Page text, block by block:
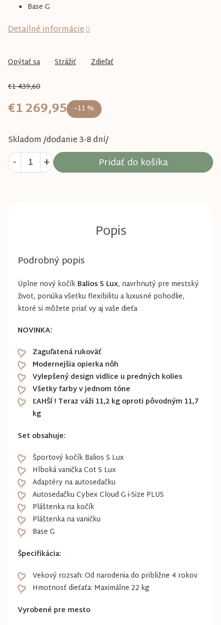
€1 439,60
–11 %
€1 269,95
Skladom /dodanie 3-8 dní/
Pridať do košíka
Base G
Detailné informácie
Opýtať sa Strážiť Zdieľať
Podrobný popis
Úplne nový kočík Balios S Lux, navrhnutý pre mestský
život, ponúka všetku flexibilitu a luxusné pohodlie,
ktoré si môžete priať vy aj vaše dieťa
NOVINKA:
Zaguľatená rukoväť
Modernejšia opierka nôh
Vylepšený design vidlice u predných kolies
Všetky farby v jednom tóne
ĽAHŠÍ ! Teraz váži 11,2 kg oproti pôvodným 11,7
kg
Set obsahuje:
Športový kočík Balios S Lux
Hlboká vanička Cot S Lux
Adaptéry na autosedačku
Autosedačku Cybex Cloud G i-Size PLUS
Pláštenka na kočík
Pláštenka na vaničku
Base G
Špecifikácia:
Vekový rozsah: Od narodenia do približne 4 rokov
Hmotnosť dieťaťa: Maximálne 22 kg
Vyrobené pre mesto